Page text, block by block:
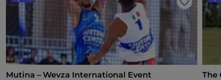
Like
Mutina – Wevza International Event The